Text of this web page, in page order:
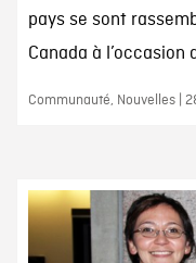
pays se sont
Canada à l’occasion
Communauté, Nouvelles |